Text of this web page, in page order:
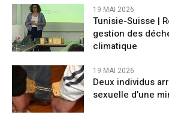
19 MAI 2026
Tunisie-Suisse |
gestion des
climatique
19 MAI 2026
Deux individus
sexuelle d’une